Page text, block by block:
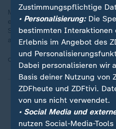
Mit nur 30 Jahren hat der
er mit seiner "Monstergrätsche"
Spieler mit dem
auf.
Quelle: IMAGO / STEINSIEK.CH
Zustimmungspflichtige
• Personalisierung:Die
bestimmten Interaktionen
Erlebnis im Angebot des
und
Dabei personalisieren wir
Basis deiner Nutzung von
ZDFheute und ZDFtivi.
von uns nicht verwendet.
• Social Media und
nutzen Social-Media-